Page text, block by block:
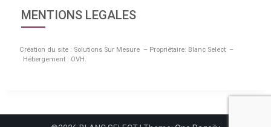
MENTIONS LEGALES
Création du site : Solutions Sur Mesure – Propriétaire: Blanc Select –
Hébergement : OVH.